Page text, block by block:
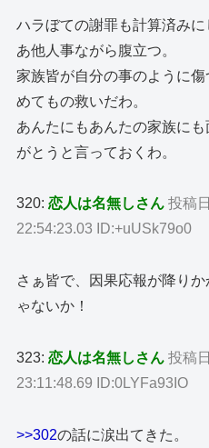
ハラぼての謝罪も計算済み
あ他人事ながら腹立つ。
家族皆が自分の事のように
めてもの救いだわ。
あんたにもあんたの家族に
がとうと言っておくわ。
320:恋人は名無しさん 投稿
22:54:23.03 ID:+uUSk79o0
さぁ皆で、因果応報が降り
ゃないか！
323:恋人は名無しさん 投稿
23:11:48.69 ID:0LYFa93IO
>>302の話に涙出てきた。